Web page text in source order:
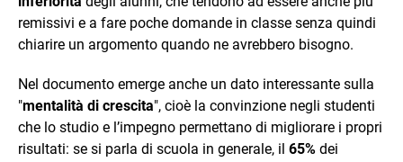
remissivi e a fare poche domande in classe senza quindi
chiarire un argomento quando ne avrebbero bisogno.
Nel documento emerge anche un dato interessante sulla
"mentalità di crescita", cioè la convinzione negli studenti
che lo studio e l’impegno permettano di migliorare i propri
risultati: se si parla di scuola in generale, il 65% dei